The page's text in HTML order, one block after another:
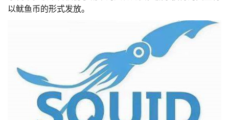
以鱿鱼币的形式发放。